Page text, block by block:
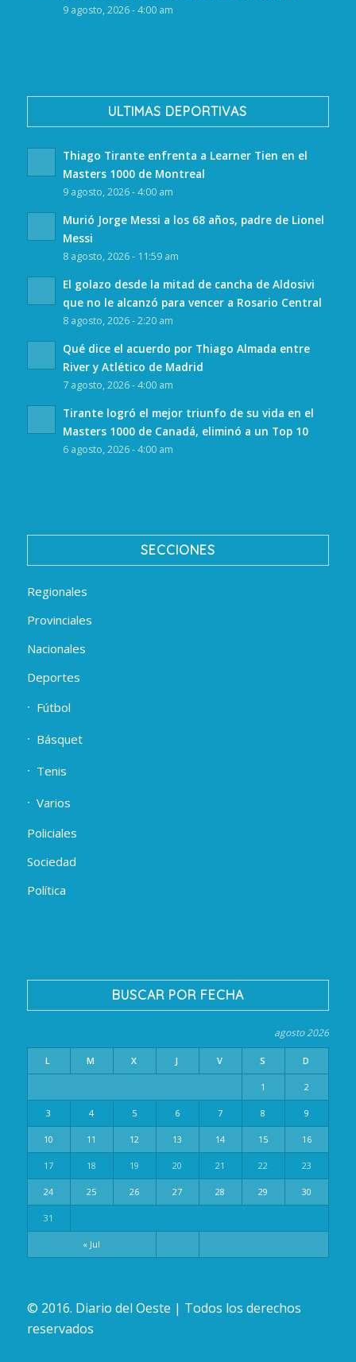
9 agosto, 2026 - 4:00 am
ULTIMAS DEPORTIVAS
Thiago Tirante enfrenta a Learner Tien en el
Masters 1000 de Montreal
9 agosto, 2026 - 4:00 am
Murió Jorge Messi a los 68 años, padre de Lionel
Messi
8 agosto, 2026 - 11:59 am
El golazo desde la mitad de cancha de Aldosivi
que no le alcanzó para vencer a Rosario Central
8 agosto, 2026 - 2:20 am
Qué dice el acuerdo por Thiago Almada entre
River y Atlético de Madrid
7 agosto, 2026 - 4:00 am
Tirante logró el mejor triunfo de su vida en el
Masters 1000 de Canadá, eliminó a un Top 10
6 agosto, 2026 - 4:00 am
SECCIONES
Regionales
Provinciales
Nacionales
Deportes
Fútbol
Básquet
Tenis
Varios
Policiales
Sociedad
Política
BUSCAR POR FECHA
agosto 2026
L M X J V S D
« Jul
1 2
3 4 5 6 7 8 9
10 11 12 13 14 15 16
17 18 19 20 21 22 23
24 25 26 27 28 29 30
31
© 2016. Diario del Oeste | Todos los derechos
reservados